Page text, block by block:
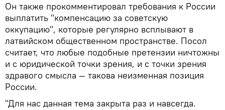
Он также прокомментировал требования к России
выплатить "компенсацию за советскую
оккупацию", которые регулярно всплывают в
латвийском общественном пространстве. Посол
считает, что любые подобные претензии ничтожны
и с юридической точки зрения, и с точки зрения
здравого смысла — такова неизменная позиция
России.
"Для нас данная тема закрыта раз и навсегда.